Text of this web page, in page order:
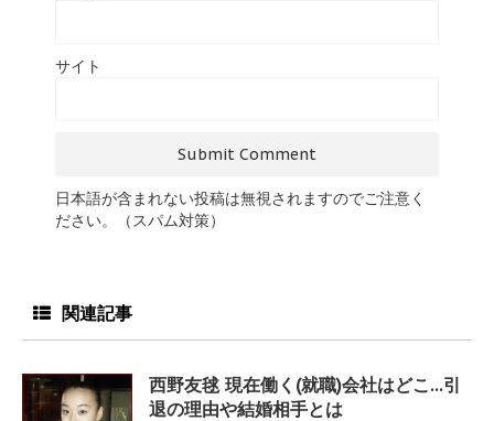
サイト
日本語が含まれない投稿は無視されますのでご注意く
ださい。（スパム対策）
関連記事
西野友毬 現在働く(就職)会社はどこ…引
退の理由や結婚相手とは